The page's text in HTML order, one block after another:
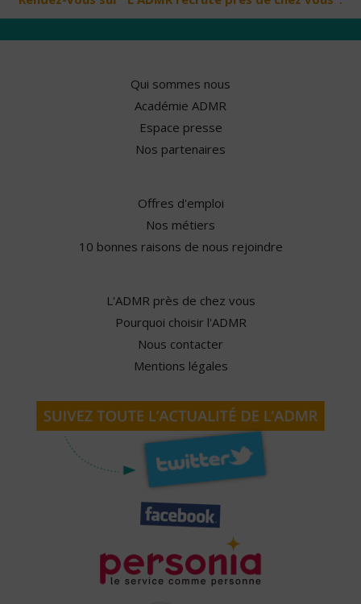
Qui sommes nous
Académie ADMR
Espace presse
Nos partenaires
Offres d'emploi
Nos métiers
10 bonnes raisons de nous rejoindre
L'ADMR près de chez vous
Pourquoi choisir l'ADMR
Nous contacter
Mentions légales